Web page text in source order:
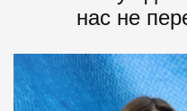
нас не